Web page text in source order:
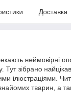
Доставка
неймовірні
Тут зібрано
ілюстраціями.
тварин, а